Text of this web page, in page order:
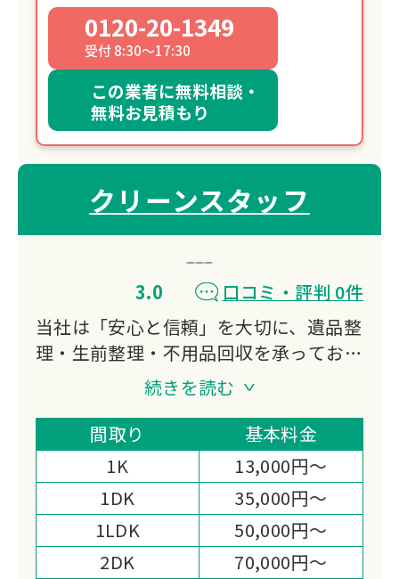
0120-20-1349
受付 8:30～17:30
この業者に無料相談・
無料お見積もり
クリーンスタッフ
3.0
口コミ・評判 0件
当社は「安心と信頼」を大切に、遺品整
理・生前整理・不用品回収を承っており
故人の思い出を尊重し、ご家族のお気持
ちに寄り添いながら、丁寧で誠実な対応
を心がけています。
確かな経験と実績を活かし、安心して任
せられるサービスを提供いたします。
続きを読む
間取り
基本料金
1K
13,000円～
1DK
35,000円～
1LDK
50,000円～
2DK
70,000円～